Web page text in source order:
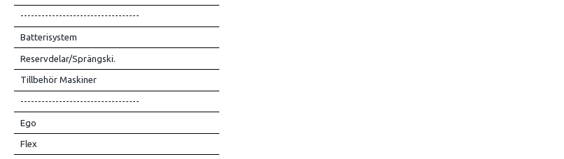
----------------------------------
Batterisystem
Reservdelar/Sprängski.
Tillbehör Maskiner
----------------------------------
Ego
Flex